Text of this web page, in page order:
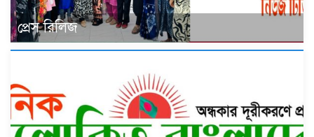
প্রেস রিলিজ